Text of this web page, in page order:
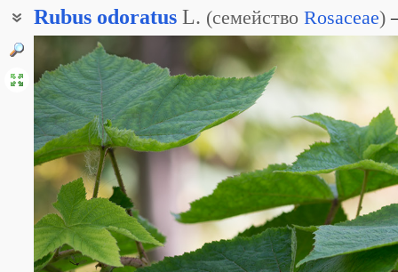
Rubus odoratus L. (семейство Rosaceae)
Малиноклён душистый
Малиноклён пахучий